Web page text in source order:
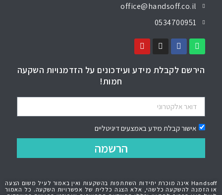
office@handsoff.co.il
0534700951
הירשם לקבלת מידע ועידכונים על הזדמנויות השקעה
חמות!
אישור קבלת מידע באמצעים דיגיטליים
הרשמה
Handsoff אינה מוכרת יחידות השתתפות בהשקעות ואין באמור לעיל משום הצעה
או הזמנה להשקעה כלשהי, אלא הצגה כללית של אפשרויות השקעה. כל האמור